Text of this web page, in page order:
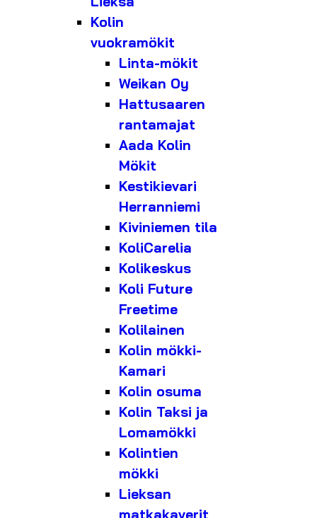
Kolin
vuokramökit
Linta-mökit
Weikan Oy
Hattusaaren
rantamajat
Aada Kolin
Mökit
Kestikievari
Herranniemi
Kiviniemen tila
KoliCarelia
Kolikeskus
Koli Future
Freetime
Kolilainen
Kolin mökki-
Kamari
Kolin osuma
Kolin Taksi ja
Lomamökki
Kolintien
mökki
Lieksan
matkakaverit